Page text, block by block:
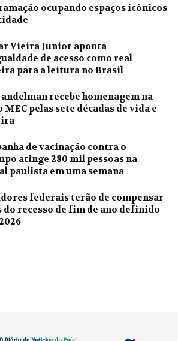
ocupando espaços icônicos
Vieira Junior aponta
de acesso como real
para a leitura no Brasil
recebe homenagem na
MEC pelas sete décadas de vida e
de vacinação contra o
atinge 280 mil pessoas na
paulista em uma semana
federais terão de compensar
do recesso de fim de ano definido